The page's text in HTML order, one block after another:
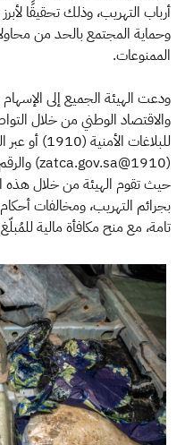
أرباب التهريب، وذلك تحقيقًا لأبرز
وحماية المجتمع بالحد من
الممنوعات.
ودعت الهيئة الجميع إلى
والاقتصاد الوطني من خلال
للبلاغات الأمنية
حيث تقوم الهيئة من خلال هذه
بجرائم التهريب، ومخالفات
تامة، مع منح مكافأة مالية